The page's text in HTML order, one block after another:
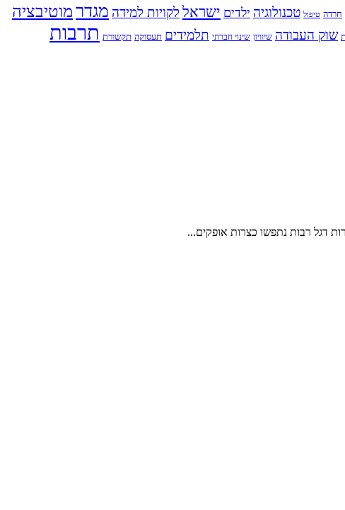
חרדה טיפול טכנולוגיה ילדים ישראל לקויות למידה מגדרמוטיבציה
שוק העבודה שיוויון שינוי חברתי תלמידים תעסוקה תקשורת תרבות
דגל רבות נתפשו כצרות אופקים...